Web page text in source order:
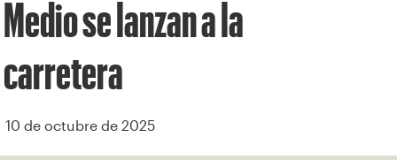
Medio se lanzan a la
carretera
10 de octubre de 2025